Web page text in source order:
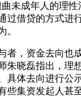
未成年人的理
过借贷的方式进
。
，资金去向也
朱晓磊指出，理
具体去向进行公
些集资发起人甚